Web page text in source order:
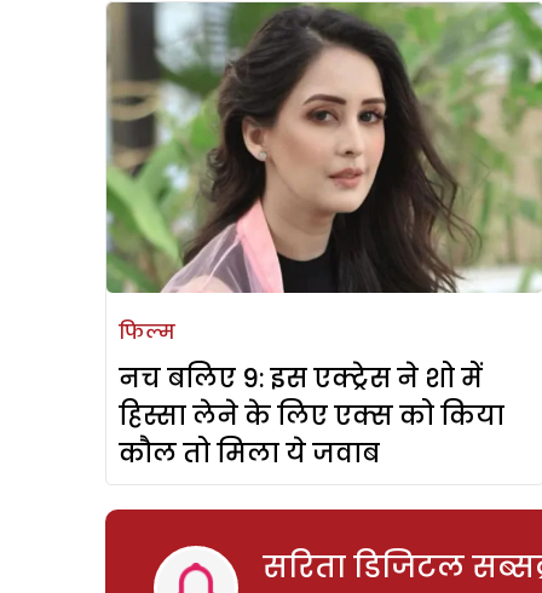
फिल्म
नच बलिए 9: इस एक्ट्रेस ने शो में
हिस्सा लेने के लिए एक्स को किया
कौल तो मिला ये जवाब
सरिता डिजिटल